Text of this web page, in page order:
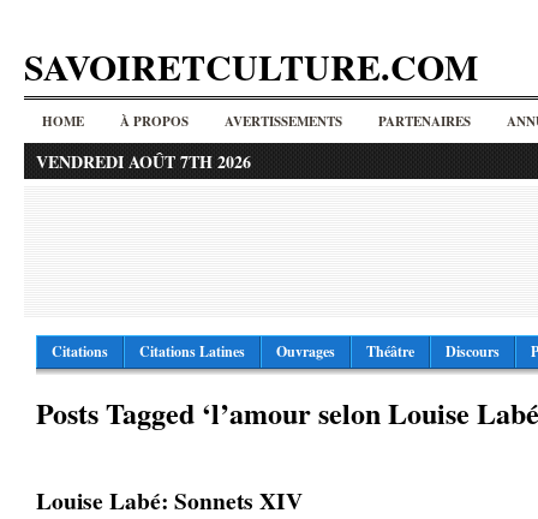
SAVOIRETCULTURE.COM
HOME À PROPOS AVERTISSEMENTS PARTENAIRES
VENDREDI AOÛT 7TH 2026
Citations Citations Latines Ouvrages Théâtre Discours
Posts Tagged ‘l’amour selon Louise
Louise Labé: Sonnets XIV